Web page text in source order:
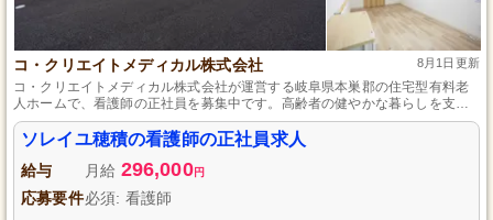
コ・クリエイトメディカル株式会社 8月1日更新
コ・クリエイトメディカル株式会社が運営する岐阜県本巣郡の住宅型有料老
人ホームで、看護師の正社員を募集中です。高齢者の健やかな暮らしを支
え、心温まるケアを提供しませんか？充実した研修制度があり、ブランクの
ある方も安心してスタートできます。あなたの看護スキルを活かし、地域社
会に貢献する意義深い仕事で、新たなキャリアを築きましょう。安心して長
く働ける環境を整えてお待ちしております。
ソレイユ穂積の看護師の正社員求人
給与 月給 296,000円
応募要件必須: 看護師